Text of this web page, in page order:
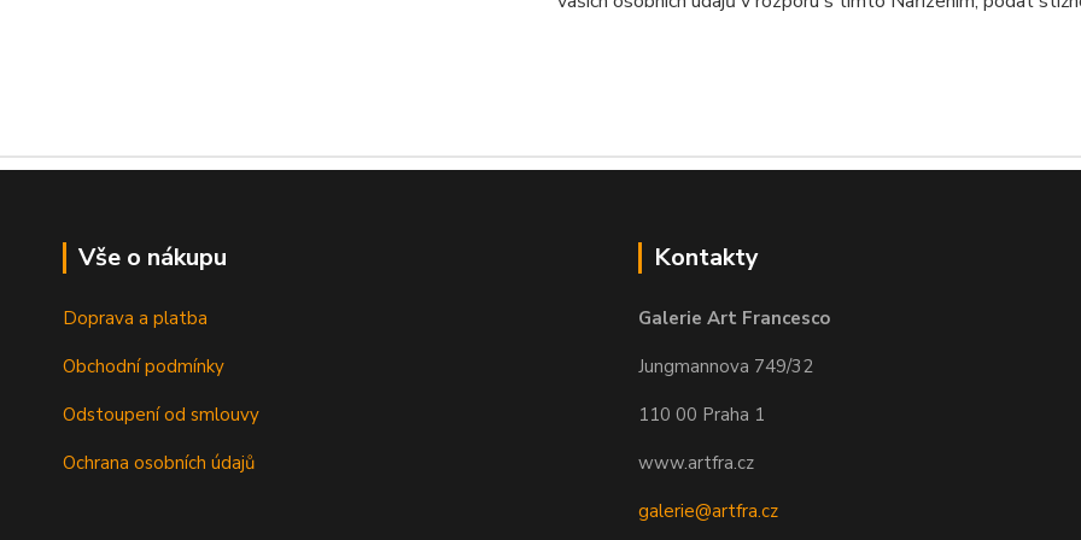
Vše o nákupu
Doprava a platba
Obchodní podmínky
Odstoupení od smlouvy
Ochrana osobních údajů
Kontakty
Galerie Art Francesco
Jungmannova 749/32
110 00 Praha 1
www.artfra.cz
galerie@artfra.cz